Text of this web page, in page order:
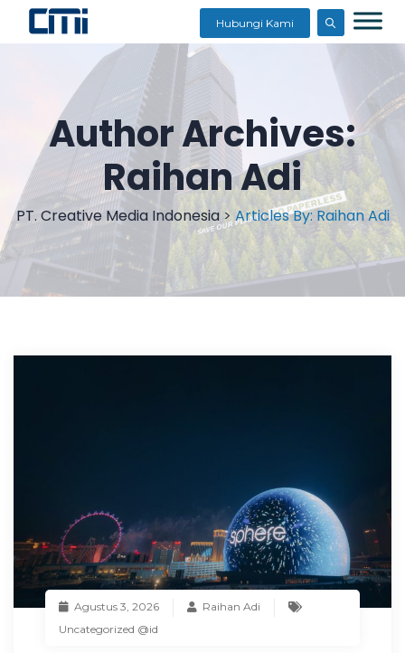
Hubungi Kami
Author Archives:
Raihan Adi
PT. Creative Media Indonesia> Articles By: Raihan Adi
Agustus 3, 2026
Raihan Adi
Uncategorized @id